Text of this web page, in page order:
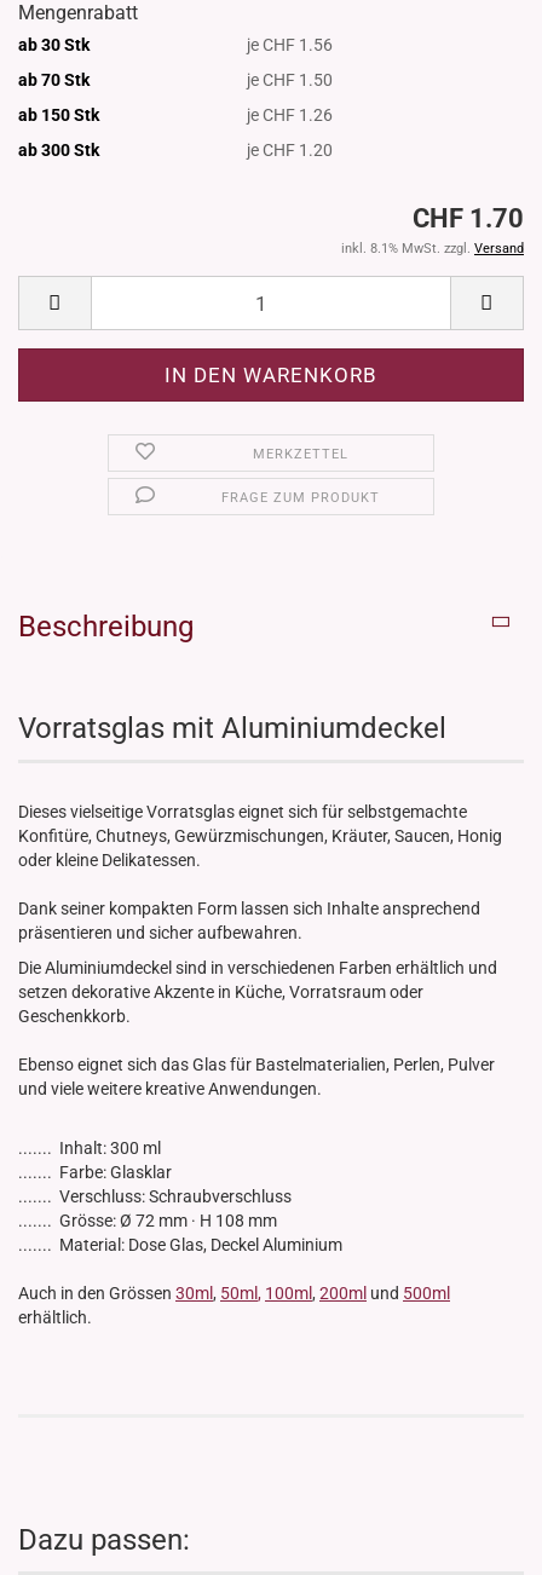
Mengenrabatt
ab 30 Stk
je CHF 1.56
ab 70 Stk
je CHF 1.50
ab 150 Stk
je CHF 1.26
ab 300Stk je CHF 1.20
CHF 1.70
inkl. 8.1% MwSt. zzgl. Versand
MERKZETTEL
FRAGE ZUM PRODUKT
Beschreibung
Vorratsglas mit Aluminiumdeckel
Dieses vielseitige Vorratsglas eignet sich für selbstgemachte
Konfitüre, Chutneys, Gewürzmischungen, Kräuter, Saucen, Honig
oder kleine Delikatessen.
Dank seiner kompakten Form lassen sich Inhalte ansprechend
präsentieren und sicher aufbewahren.
Die Aluminiumdeckel sind in verschiedenen Farben erhältlich und
setzen dekorative Akzente in Küche, Vorratsraum oder
Geschenkkorb.
Ebenso eignet sich das Glas für Bastelmaterialien, Perlen, Pulver
und viele weitere kreative Anwendungen.
....... Inhalt: 300 ml
....... Farbe: Glasklar
....... Verschluss: Schraubverschluss
....... Grösse: Ø 72 mm · H 108 mm
....... Material: Dose Glas, Deckel Aluminium
Auch in den Grössen 30ml, 50ml, 100ml, 200ml und 500ml
erhältlich.
Dazu passen: